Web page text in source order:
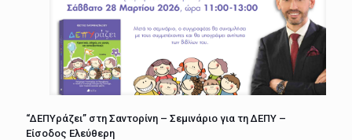
“ΔΕΠΥράζει” στη Σαντορίνη – Σεμινάριο για τη ΔΕΠΥ –
Είσοδος Ελεύθερη